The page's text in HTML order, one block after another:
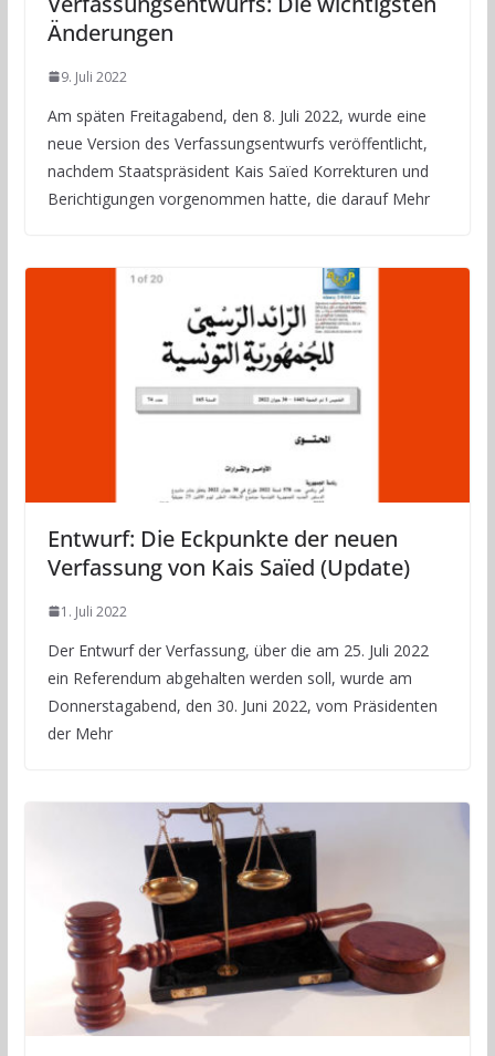
Änderungen
9. Juli 2022
Am späten Freitagabend, den 8. Juli 2022, wurde eine
neue Version des Verfassungsentwurfs veröffentlicht,
nachdem Staatspräsident Kais Saïed Korrekturen und
Berichtigungen vorgenommen hatte, die darauf Mehr
Entwurf: Die Eckpunkte der neuen
Verfassung von Kais Saïed (Update)
1. Juli 2022
Der Entwurf der Verfassung, über die am 25. Juli 2022
ein Referendum abgehalten werden soll, wurde am
Donnerstagabend, den 30. Juni 2022, vom Präsidenten
der Mehr